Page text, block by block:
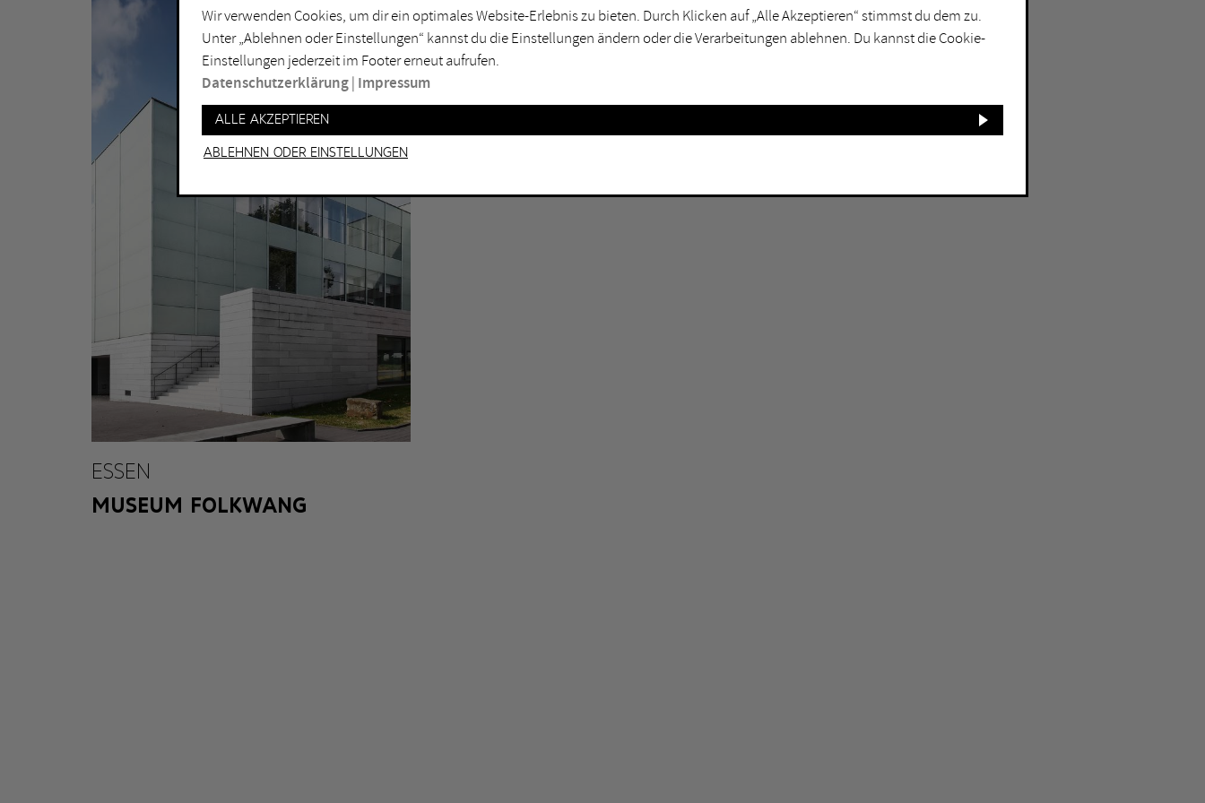
Lichtkunst
Skulptur
Duisburg
Essen
Hagen
Hamm
Mülheim an der Ruhr
Oberhausen
Unna
Witten
ESSEN
MUSEUM FOLKWANG
Wir verwenden Cookies, um dir ein optimales Website-Erlebnis zu bieten. Durch Klicken auf „Alle Akzeptieren“ stimmst du dem zu.
Unter „Ablehnen oder Einstellungen“ kannst du die Einstellungen ändern oder die Verarbeitungen ablehnen. Du kannst die Cookie-
Einstellungen jederzeit im Footer erneut aufrufen.
Datenschutzerklärung| Impressum
Alle akzeptieren
Ablehnen oder Einstellungen